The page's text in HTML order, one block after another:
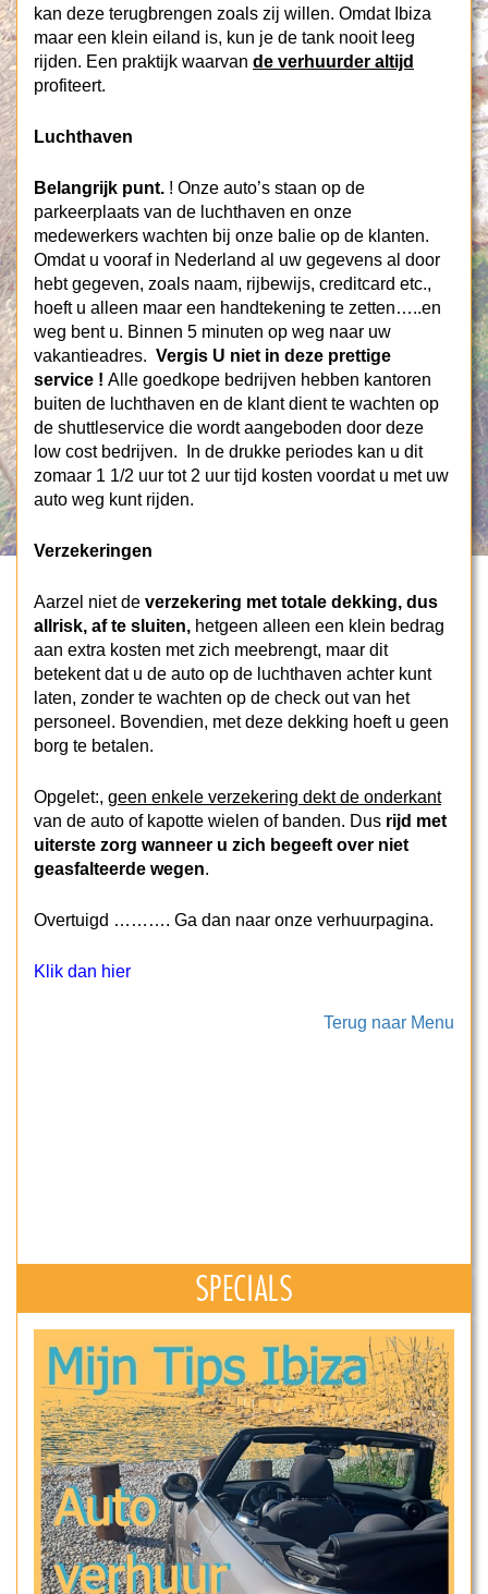
kan deze terugbrengen zoals zij willen. Omdat Ibiza
maar een klein eiland is, kun je de tank nooit leeg
rijden. Een praktijk waarvan de verhuurder altijd
profiteert.
Luchthaven
Belangrijk punt. ! Onze auto’s staan op de
parkeerplaats van de luchthaven en onze
medewerkers wachten bij onze balie op de klanten.
Omdat u vooraf in Nederland al uw gegevens al door
hebt gegeven, zoals naam, rijbewijs, creditcard etc.,
hoeft u alleen maar een handtekening te zetten…..en
weg bent u. Binnen 5 minuten op weg naar uw
vakantieadres. Vergis U niet in deze prettige
service ! Alle goedkope bedrijven hebben kantoren
buiten de luchthaven en de klant dient te wachten op
de shuttleservice die wordt aangeboden door deze
low cost bedrijven. In de drukke periodes kan u dit
zomaar 1 1/2 uur tot 2 uur tijd kosten voordat u met uw
auto weg kunt rijden.
Verzekeringen
Aarzel niet de verzekering met totale dekking, dus
allrisk, af te sluiten, hetgeen alleen een klein bedrag
aan extra kosten met zich meebrengt, maar dit
betekent dat u de auto op de luchthaven achter kunt
laten, zonder te wachten op de check out van het
personeel. Bovendien, met deze dekking hoeft u geen
borg te betalen.
Opgelet:, geen enkele verzekering dekt de onderkant
van de auto of kapotte wielen of banden. Dus rijd met
uiterste zorg wanneer u zich begeeft over niet
geasfalteerde wegen.
Overtuigd ………. Ga dan naar onze verhuurpagina.
Klik dan hier
Terug naar Menu
SPECIALS